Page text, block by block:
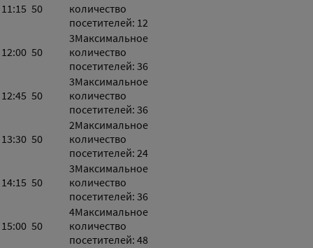
11:15 50
количество
посетителей: 12
12:00 50
3Максимальное
количество
посетителей: 36
12:45 50
3Максимальное
количество
посетителей: 36
13:30 50
2Максимальное
количество
посетителей: 24
14:15 50
3Максимальное
количество
посетителей: 36
15:00 50
4Максимальное
количество
посетителей: 48